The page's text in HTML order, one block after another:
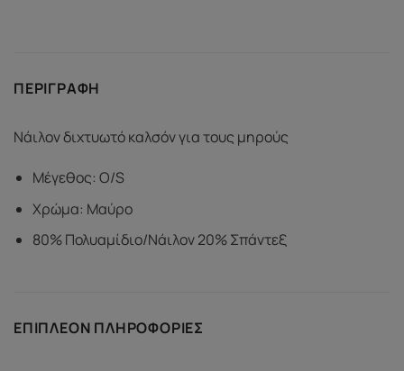
ΠΕΡΙΓΡΑΦΉ
Νάιλον διχτυωτό καλσόν για τους μηρούς
Μέγεθος: O/S
Χρώμα: Μαύρο
80% Πολυαμίδιο/Νάιλον 20% Σπάντεξ
ΕΠΙΠΛΈΟΝ ΠΛΗΡΟΦΟΡΊΕΣ